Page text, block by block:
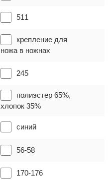
511
крепление для
ножа в ножнах
245
полиэстер 65%,
хлопок 35%
синий
56-58
170-176